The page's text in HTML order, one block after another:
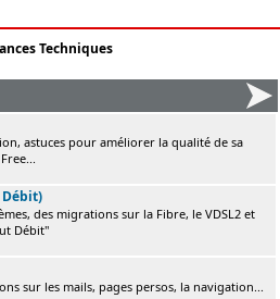
Techniques
astuces pour améliorer la qualité de sa
Débit)
des migrations sur la Fibre, le VDSL2 et
Débit"
sur les mails, pages persos, la navigation...